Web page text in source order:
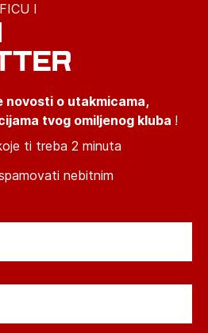
I
novosti o utakmicama,
tvog omiljenog kluba !
ti treba 2 minuta
nebitnim